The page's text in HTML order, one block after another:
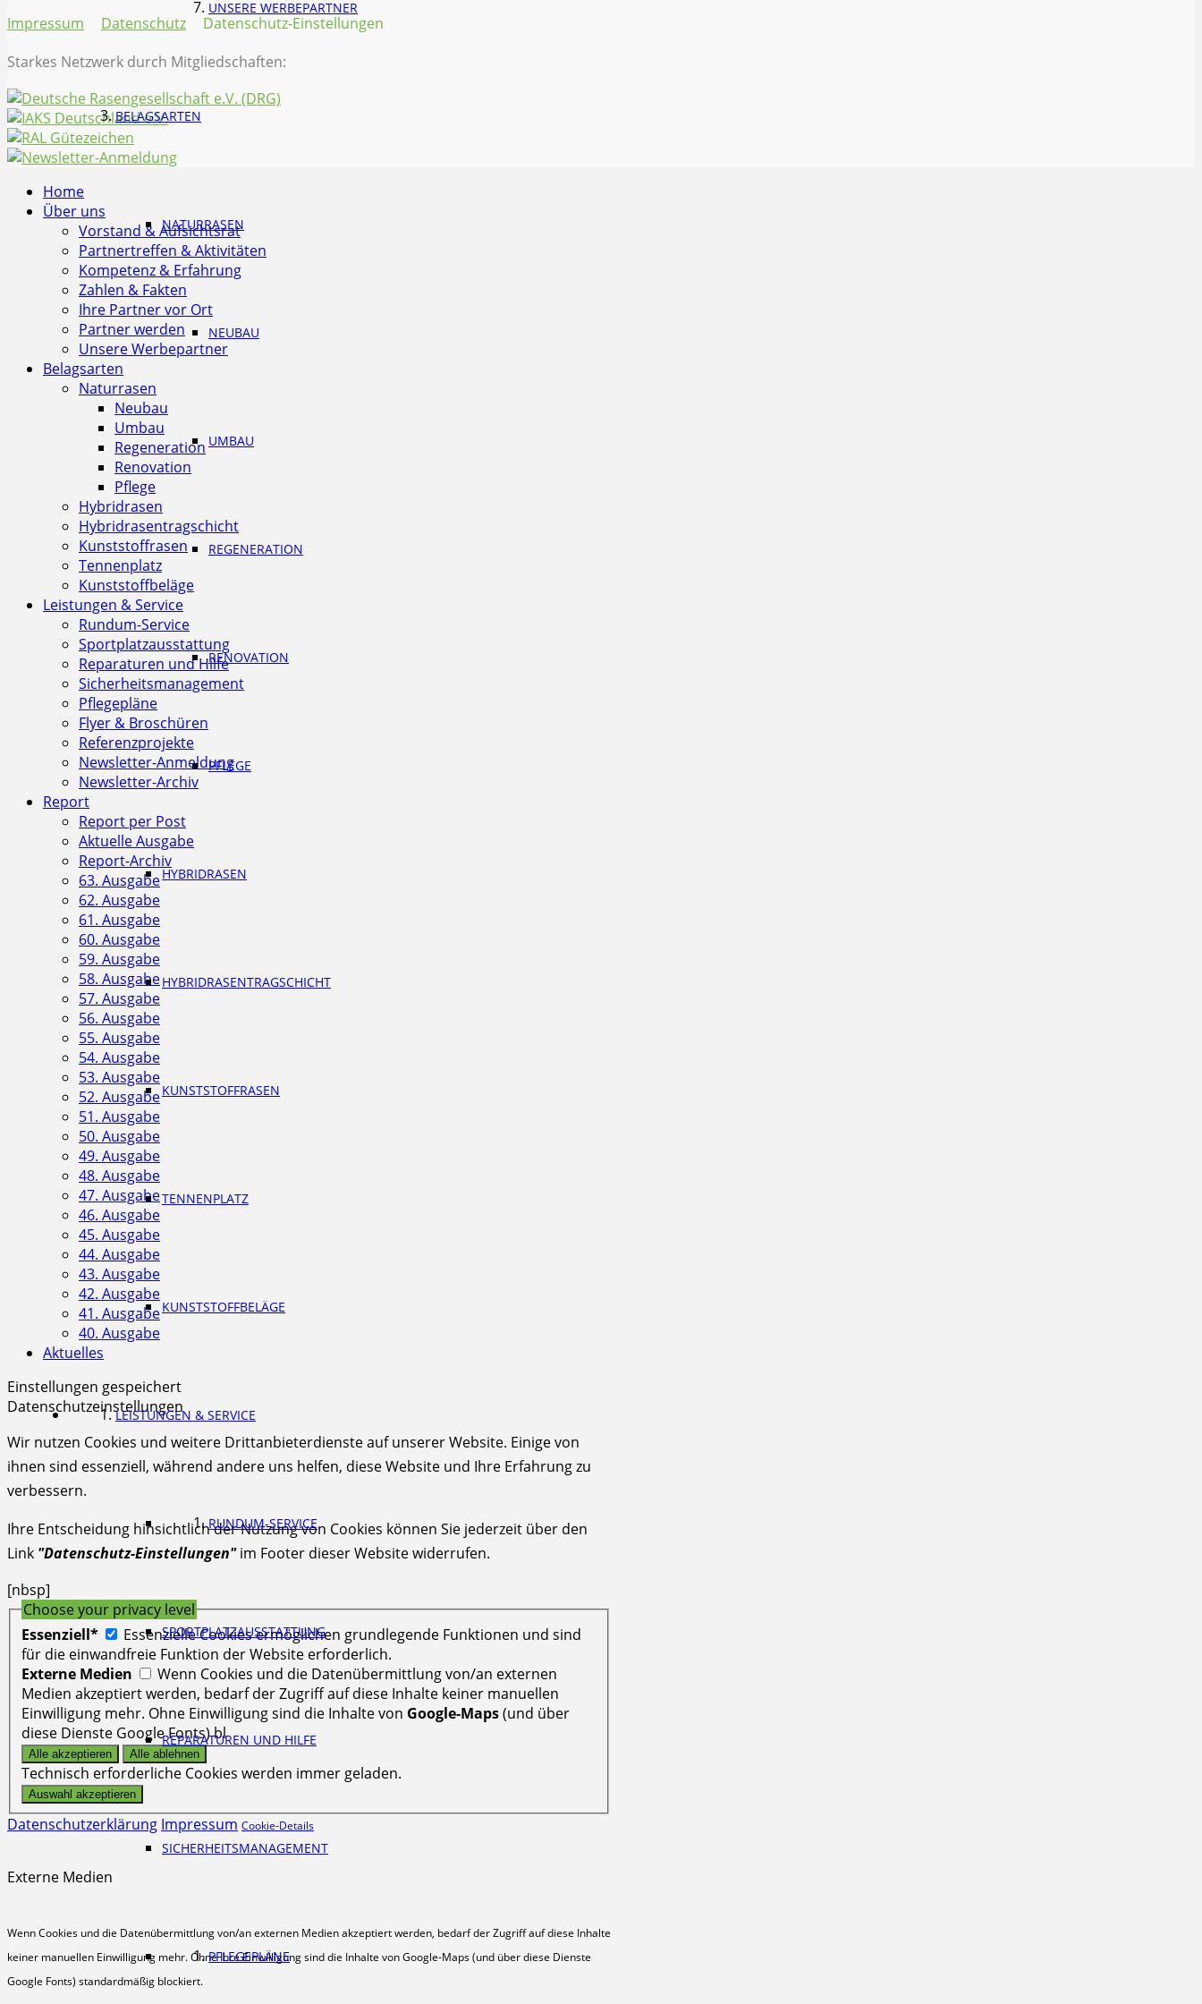
UNSERE WERBEPARTNER
BELAGSARTEN
NATURRASEN
NEUBAU
UMBAU
REGENERATION
RENOVATION
PFLEGE
HYBRIDRASEN
HYBRIDRASENTRAGSCHICHT
KUNSTSTOFFRASEN
TENNENPLATZ
KUNSTSTOFFBELÄGE
LEISTUNGEN & SERVICE
RUNDUM-SERVICE
SPORTPLATZAUSSTATTUNG
REPARATUREN UND HILFE
SICHERHEITSMANAGEMENT
PFLEGEPLÄNE
Impressum
Datenschutz
Datenschutz-Einstellungen
Starkes Netzwerk durch Mitgliedschaften:
Home
Über uns
Vorstand & Aufsichtsrat
Partnertreffen & Aktivitäten
Kompetenz & Erfahrung
Zahlen & Fakten
Ihre Partner vor Ort
Partner werden
Unsere Werbepartner
Belagsarten
Naturrasen
Neubau
Umbau
Regeneration
Renovation
Pflege
Hybridrasen
Hybridrasentragschicht
Kunststoffrasen
Tennenplatz
Kunststoffbeläge
Leistungen & Service
Rundum-Service
Sportplatzausstattung
Reparaturen und Hilfe
Sicherheitsmanagement
Pflegepläne
Flyer & Broschüren
Referenzprojekte
Newsletter-Anmeldung
Newsletter-Archiv
Report
Report per Post
Aktuelle Ausgabe
Report-Archiv
63. Ausgabe
62. Ausgabe
61. Ausgabe
60. Ausgabe
59. Ausgabe
58. Ausgabe
57. Ausgabe
56. Ausgabe
55. Ausgabe
54. Ausgabe
53. Ausgabe
52. Ausgabe
51. Ausgabe
50. Ausgabe
49. Ausgabe
48. Ausgabe
47. Ausgabe
46. Ausgabe
45. Ausgabe
44. Ausgabe
43. Ausgabe
42. Ausgabe
41. Ausgabe
40. Ausgabe
Aktuelles
Einstellungen gespeichert
Datenschutzeinstellungen
Wir nutzen Cookies und weitere Drittanbieterdienste auf unserer Website. Einige von
ihnen sind essenziell, während andere uns helfen, diese Website und Ihre Erfahrung zu
verbessern.
Ihre Entscheidung hinsichtlich der Nutzung von Cookies können Sie jederzeit über den
Link "Datenschutz-Einstellungen"im Footer dieser Website widerrufen.
[nbsp]
Choose your privacy level
Essenziell*
Essenzielle Cookies ermöglichen grundlegende Funktionen und sind
für die einwandfreie Funktion der Website erforderlich.
Externe Medien
Wenn Cookies und die Datenübermittlung von/an externen
Medien akzeptiert werden, bedarf der Zugriff auf diese Inhalte keiner manuellen
Einwilligung mehr. Ohne Einwilligung sind die Inhalte von Google-Maps(und über
diese Dienste Google Fonts) bl
Technisch erforderliche Cookies werden immer geladen.
Datenschutzerklärung Impressum Cookie-Details
Externe Medien
Wenn Cookies und die Datenübermittlung von/an externen Medien akzeptiert werden, bedarf der Zugriff auf diese Inhalte
keiner manuellen Einwilligung mehr. Ohne Ihre Einwilligung sind die Inhalte von Google-Maps (und über diese Dienste
Google Fonts) standardmäßig blockiert.